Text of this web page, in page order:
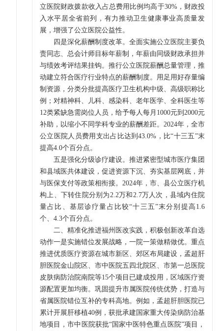
立医院财政拨款收入占总费用比例均高于30%，财政投
入水平居全省前列，有力推动卫生健康事业高质量发
展，增强了公立医院公益性。
四是深化薪酬制度改革。全面实施公立医院主要负
责同志、总会计师目标年薪制，年薪由同级财政承担并
与绩效考评结果挂钩。推行公立医院薪酬总量管理，推
动建立符合医疗行业特点的薪酬制度。用足用好存量编
制资源，分类分批提高医疗卫生机构中级、高级职称比
例；对精神科、儿科、感染科、老年医学、全科医生等
12类紧缺急需岗位人员，给予每人每月1000元到2000元
补助，以缩小不同学科专业的薪酬差距。2024年，全市
公立医院人员费用支出占比达到43.0%，比“十三五”末
提高4.0个百分点。
五是强化分级诊疗建设。推进紧密型城市医疗集团
和县域医共体建设，促进资源下沉、夯实基层网底，并
与医保支付等政策相衔接。2024年，市、县公立医疗机
构上、下转住院分别为2.2万和2.7万人次，县域内住院
量占比、基层诊疗量占比较“十三五”末分别提高1.6
个、4.3个百分点。
二、精准化推进福州医改实践，积极创新改革自选
动作一是实施错位发展战略，一院一策做精做优。重点
推进优质医疗资源在城市新区、郊区布局建设，孟超肝
胆医院金山院区、市中医院五四北院区、市第一总医院
皮肤病防治院南院等15个项目已建成投用，区域医疗资
源配置更加均衡。巩固提升市属医院传统优势，打造与
省属医院错位互补的专科高地。例如，孟超肝胆医院已
累计开展肝移植40例，获批承建国家重大传染病防治基
地项目，市中医院获批“国家中医特色重点医院”项目，